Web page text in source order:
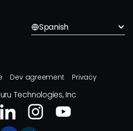
Spanish
Dev agreement Privacy
Technologies, Inc